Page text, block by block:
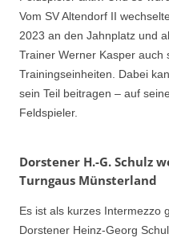
Vom SV Altendorf II
2023 an den Jahnplatz und
Trainer Werner Kasper auch
Trainingseinheiten. Dabei
sein Teil beitragen – auf
Feldspieler.
Dorstener H.-G. Schulz
Turngaus Münsterland
Es ist als kurzes Intermezzo
Dorstener Heinz-Georg